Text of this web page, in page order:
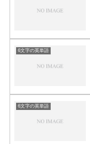
6文字の英単語
6文字の英単語